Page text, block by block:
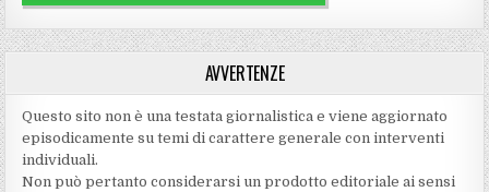
AVVERTENZE
Questo sito non è una testata giornalistica e viene aggiornato
episodicamente su temi di carattere generale con interventi
individuali.
Non può pertanto considerarsi un prodotto editoriale ai sensi